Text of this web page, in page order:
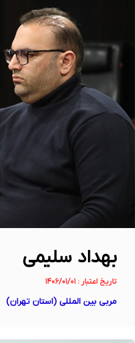
بهداد سلیمی
تاریخ اعتبار : ۱۴۰۶/۰۱/۰۱
مربی بین المللی (استان تهران)